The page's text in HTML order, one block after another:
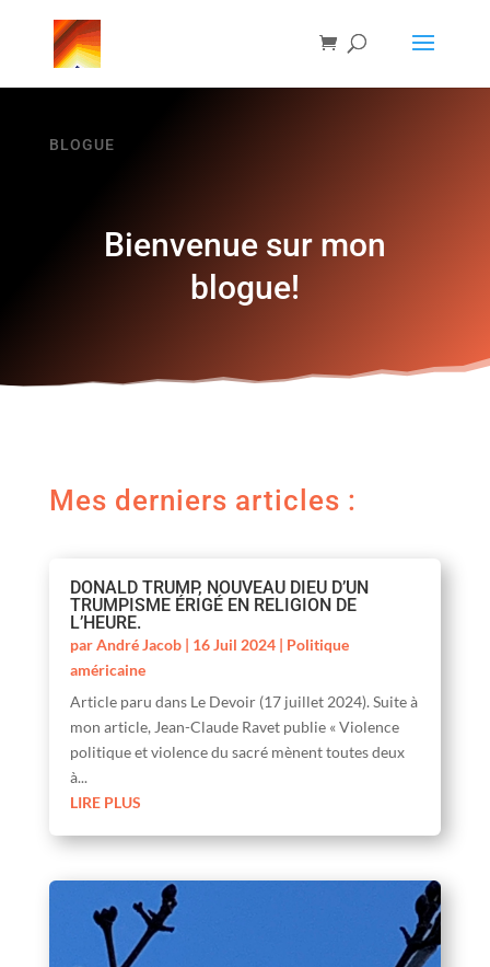
BLOGUE
Bienvenue sur mon
blogue!
Mes derniers articles :
DONALD TRUMP, NOUVEAU DIEU D’UN
TRUMPISME ÉRIGÉ EN RELIGION DE
L’HEURE.
parAndré Jacob| 16 Juil 2024| Politique
américaine
Article paru dans Le Devoir (17 juillet 2024). Suite à
mon article, Jean-Claude Ravet publie « Violence
politique et violence du sacré mènent toutes deux
à...
LIRE PLUS